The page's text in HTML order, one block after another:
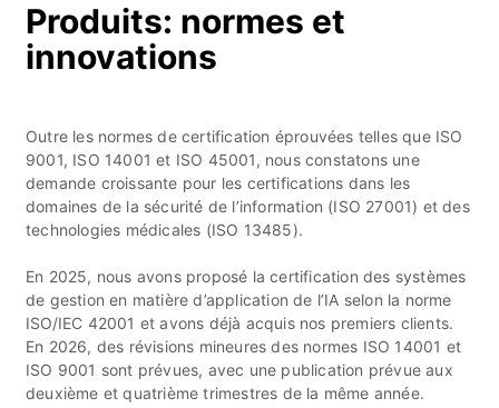
Produits: normes et
innovations
Outre les normes de certification éprouvées telles que ISO
9001, ISO 14001 et ISO 45001, nous constatons une
demande croissante pour les certifications dans les
domaines de la sécurité de l’information (ISO 27001) et des
technologies médicales (ISO 13485).
En 2025, nous avons proposé la certification des systèmes
de gestion en matière d’application de l’IA selon la norme
ISO/IEC 42001 et avons déjà acquis nos premiers clients.
En 2026, des révisions mineures des normes ISO 14001 et
ISO 9001 sont prévues, avec une publication prévue aux
deuxième et quatrième trimestres de la même année.